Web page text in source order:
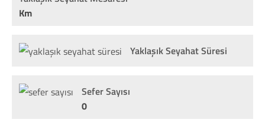
Km
Yaklaşık Seyahat Süresi
Sefer Sayısı
0